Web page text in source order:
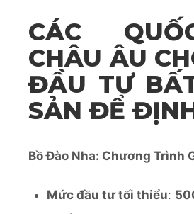
CÁC
CHÂU ÂU
ĐẦU TƯ
SẢN ĐỂ
Bồ Đào Nha: Chương Trình
Mức đầu tư tối thiểu: